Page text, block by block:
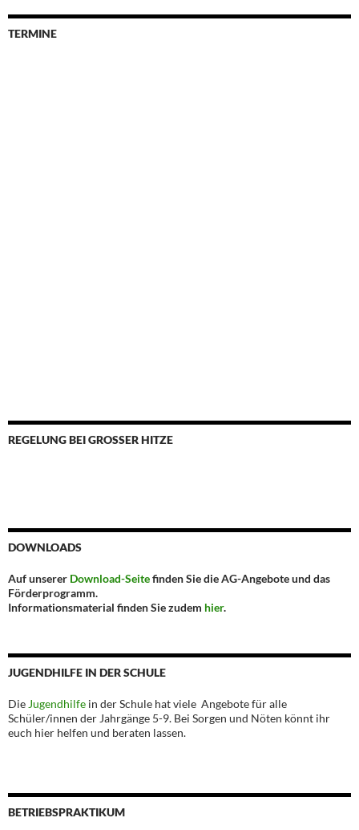
TERMINE
REGELUNG BEI GROSSER HITZE
DOWNLOADS
Auf unserer Download-Seitefinden Sie die AG-Angebote und das
Förderprogramm.
Informationsmaterial finden Sie zudem hier.
JUGENDHILFE IN DER SCHULE
Die Jugendhilfe in der Schule hat viele Angebote für alle
Schüler/innen der Jahrgänge 5-9. Bei Sorgen und Nöten könnt ihr
euch hier helfen und beraten lassen.
BETRIEBSPRAKTIKUM